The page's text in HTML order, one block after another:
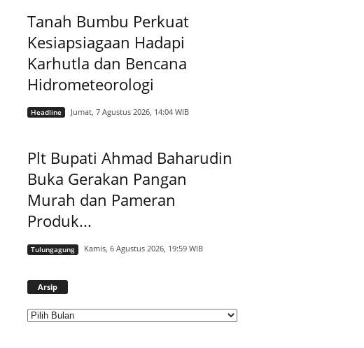
Tanah Bumbu Perkuat
Kesiapsiagaan Hadapi
Karhutla dan Bencana
Hidrometeorologi
Headline Jumat, 7 Agustus 2026, 14:04 WIB
Plt Bupati Ahmad Baharudin
Buka Gerakan Pangan
Murah dan Pameran
Produk...
Tulungagung Kamis, 6 Agustus 2026, 19:59 WIB
Arsip